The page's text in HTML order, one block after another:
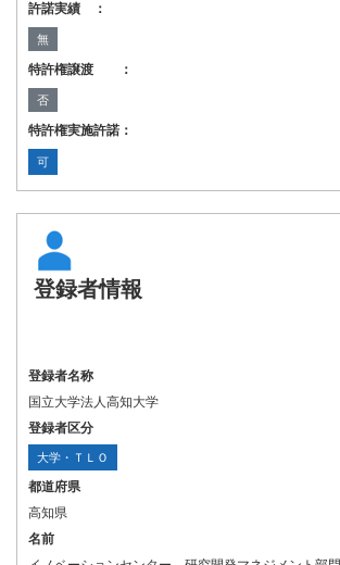
許諾実績 ：
無
特許権譲渡 ：
否
特許権実施許諾：
可
登録者情報
登録者名称
国立大学法人高知大学
登録者区分
大学・ＴＬＯ
都道府県
高知県
名前